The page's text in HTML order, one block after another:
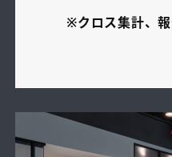
※クロス集計、